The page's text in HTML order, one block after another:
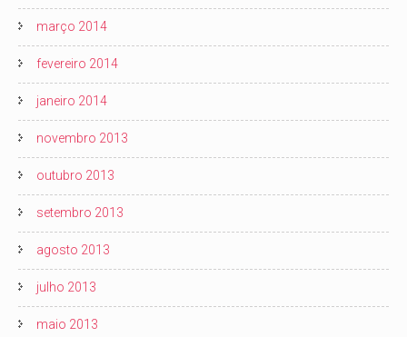
março 2014
fevereiro 2014
janeiro 2014
novembro 2013
outubro 2013
setembro 2013
agosto 2013
julho 2013
maio 2013